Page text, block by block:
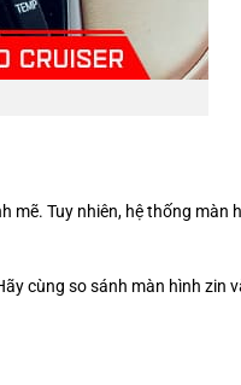
mẽ. Tuy nhiên, hệ thống màn
cùng so sánh màn hình zin